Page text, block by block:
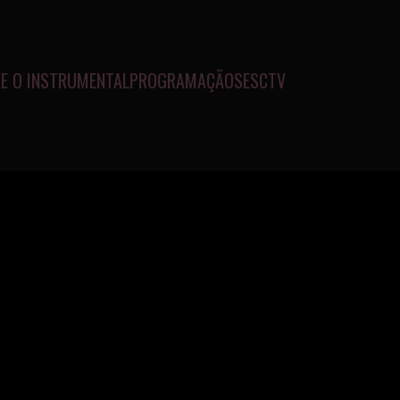
O INSTRUMENTALPROGRAMAÇÃOSESCTV